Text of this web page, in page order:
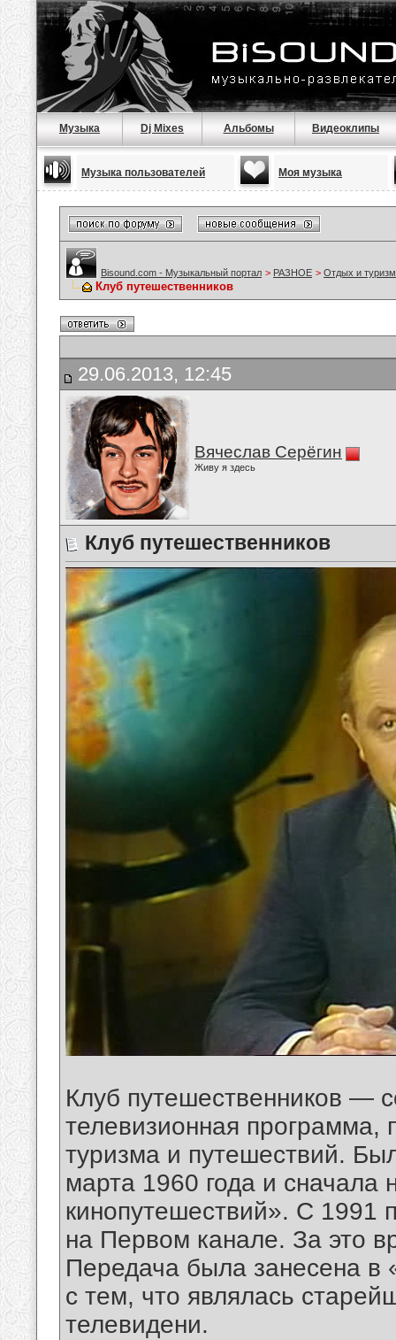
Музыка Dj Mixes Альбомы Видеоклипы
Музыка пользователей Моя музыка
Bisound.com - Музыкальный портал > РАЗНОЕ > Отдых и туризм
Клуб путешественников
29.06.2013, 12:45
Вячеслав Серёгин
Живу я здесь
Клуб путешественников
Клуб путешественников —
телевизионная программа,
туризма и путешествий.
марта 1960 года и сначала
кинопутешествий». С 1991
на Первом канале. За это
Передача была занесена в
с тем, что являлась
телевидени.